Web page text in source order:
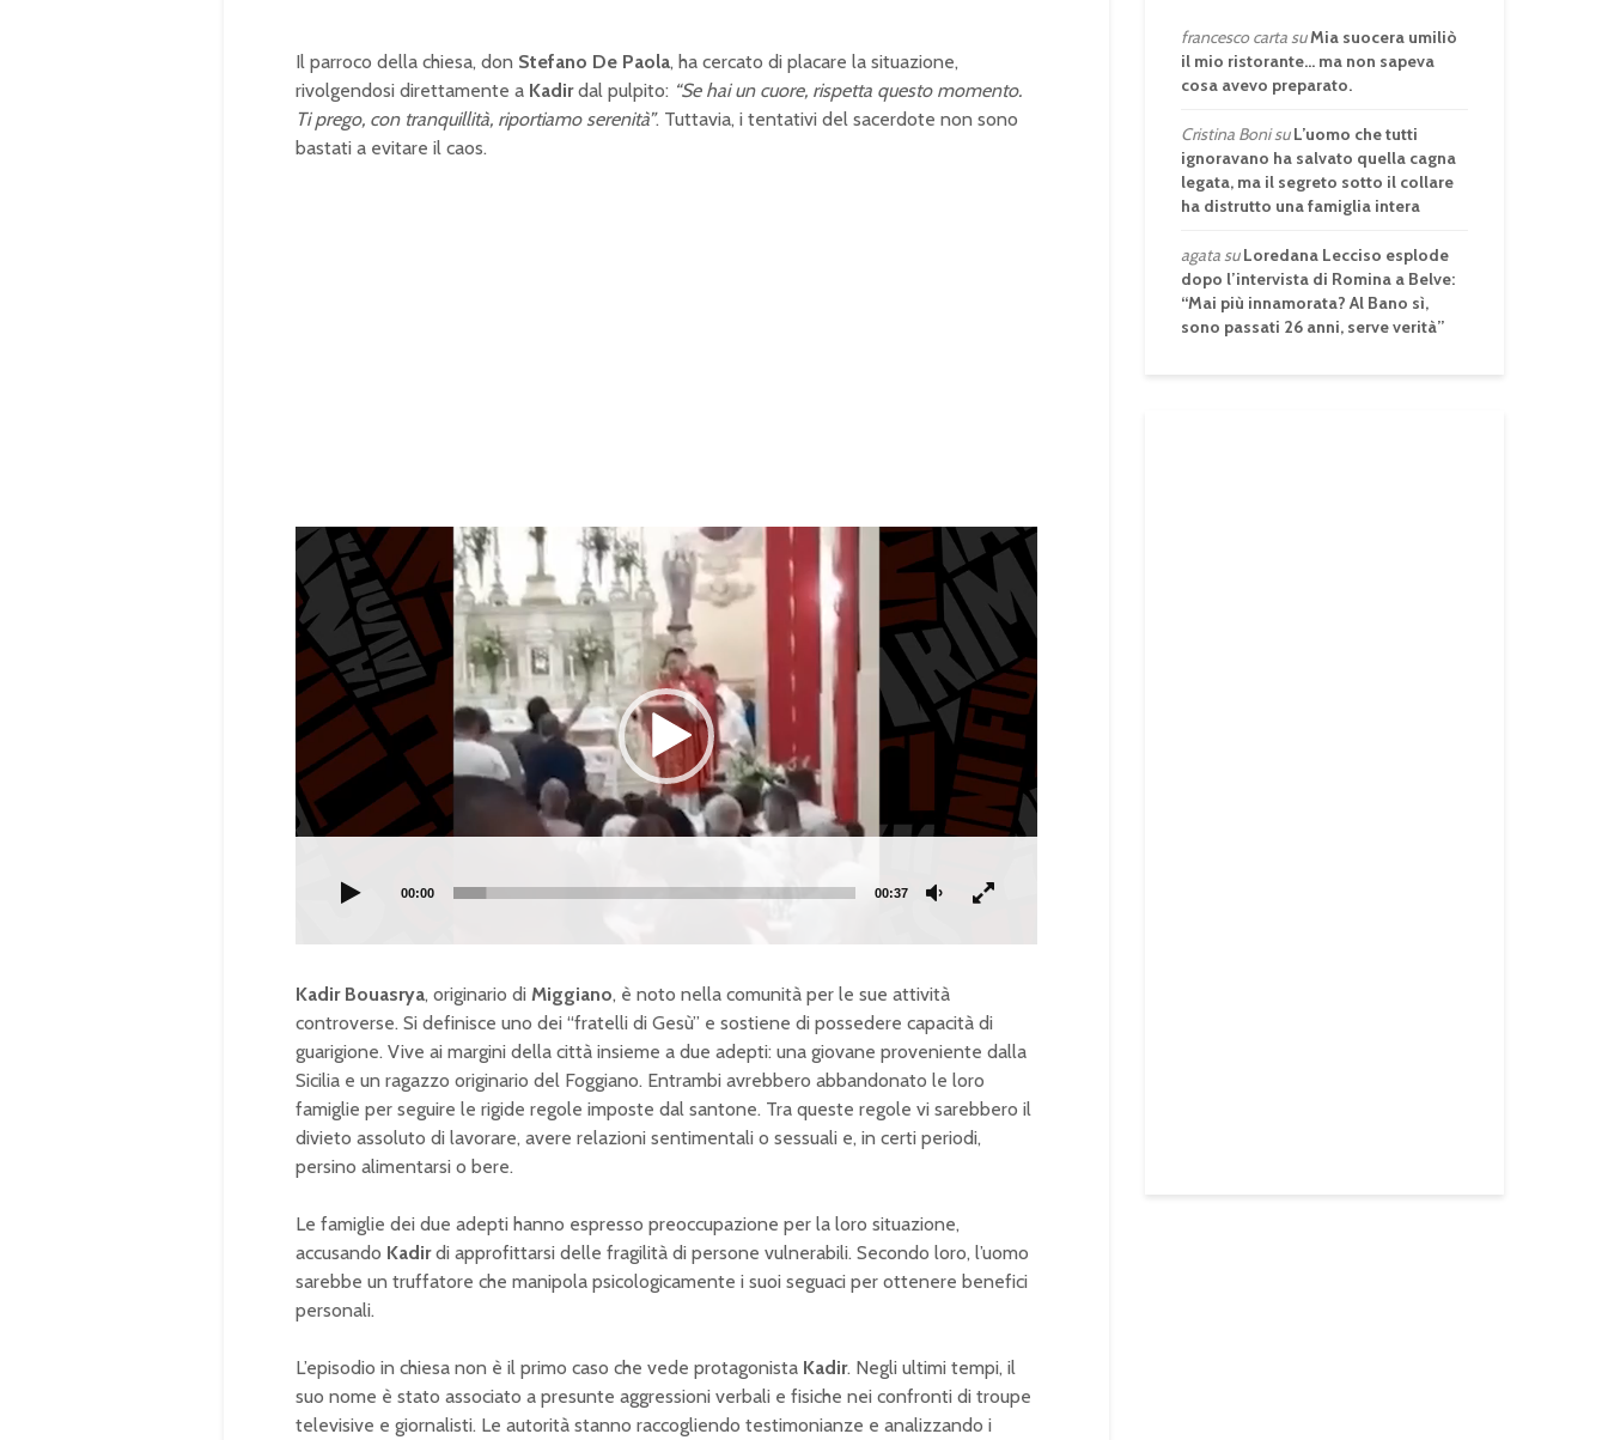
Il parroco della chiesa, don Stefano De Paola, ha cercato di placare la situazione,
rivolgendosi direttamente a Kadirdal pulpito: “Se hai un cuore, rispetta questo momento.
Ti prego, con tranquillità, riportiamo serenità”. Tuttavia, i tentativi del sacerdote non sono
bastati a evitare il caos.
Video
Player
00:00 00:37
Kadir Bouasrya, originario di Miggiano, è noto nella comunità per le sue attività
controverse. Si definisce uno dei “fratelli di Gesù” e sostiene di possedere capacità di
guarigione. Vive ai margini della città insieme a due adepti: una giovane proveniente dalla
Sicilia e un ragazzo originario del Foggiano. Entrambi avrebbero abbandonato le loro
famiglie per seguire le rigide regole imposte dal santone. Tra queste regole vi sarebbero il
divieto assoluto di lavorare, avere relazioni sentimentali o sessuali e, in certi periodi,
persino alimentarsi o bere.
Le famiglie dei due adepti hanno espresso preoccupazione per la loro situazione,
accusando Kadirdi approfittarsi delle fragilità di persone vulnerabili. Secondo loro, l’uomo
sarebbe un truffatore che manipola psicologicamente i suoi seguaci per ottenere benefici
personali.
L’episodio in chiesa non è il primo caso che vede protagonista Kadir. Negli ultimi tempi, il
suo nome è stato associato a presunte aggressioni verbali e fisiche nei confronti di troupe
televisive e giornalisti. Le autorità stanno raccogliendo testimonianze e analizzando i
francesco cartasuMia suocera umiliò
il mio ristorante… ma non sapeva
cosa avevo preparato.
Cristina BonisuL’uomo che tutti
ignoravano ha salvato quella cagna
legata, ma il segreto sotto il collare
ha distrutto una famiglia intera
agatasuLoredana Lecciso esplode
dopo l’intervista di Romina a Belve:
“Mai più innamorata? Al Bano sì,
sono passati 26 anni, serve verità”